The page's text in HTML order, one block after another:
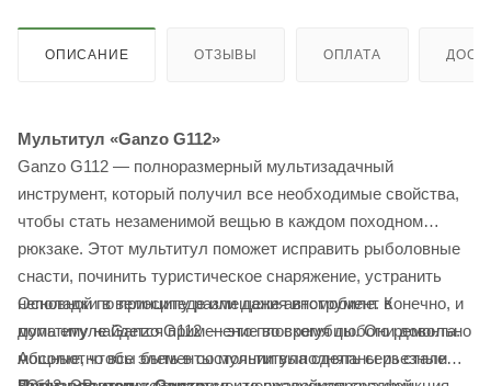
ОПИСАНИЕ ОТЗЫВЫ ОПЛАТА
Мультитул «Ganzo G112»
Ganzo G112 — полноразмерный мультизадачный
инструмент, который получил все необходимые свойства,
чтобы стать незаменимой вещью в каждом походном
рюкзаке. Этот мультитул поможет исправить рыболовные
снасти, починить туристическое снаряжение, устранить
неполадки в велосипеде или даже автомобиле. Конечно, и
дома ему найдется применение во время любого ремонта.
Абсолютно все элементы мультитула сделаны из стали
Основной по принципу размещения инструмент в
мультитуле Ganzo G112 — это плоскогубцы. Они довольно
мощные, чтобы быть в состоянии выполнять серьезные